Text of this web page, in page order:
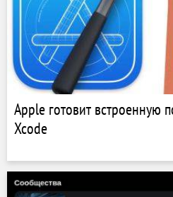
Apple готовит встроенную
Xcode